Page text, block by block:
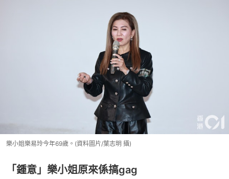
樂小姐樂易玲今年69歲。(資料圖片/葉志明 攝)
「鍾意」樂小姐原來係搞gag